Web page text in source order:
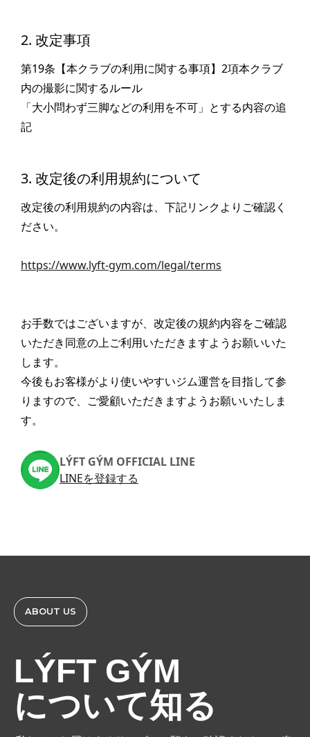
2. 改定事項
第19条【本クラブの利用に関する事項】2項本クラブ
内の撮影に関するルール
「大小問わず三脚などの利用を不可」とする内容の追
記
3. 改定後の利用規約について
改定後の利用規約の内容は、下記リンクよりご確認く
ださい。
https://www.lyft-gym.com/legal/terms
お手数ではございますが、改定後の規約内容をご確認
いただき同意の上ご利用いただきますようお願いいた
します。
今後もお客様がより使いやすいジム運営を目指して参
りますので、ご愛顧いただきますようお願いいたしま
す。
LÝFT GÝM OFFICIAL LINE
LINEを登録する
ABOUT US
LÝFT GÝM
について知る